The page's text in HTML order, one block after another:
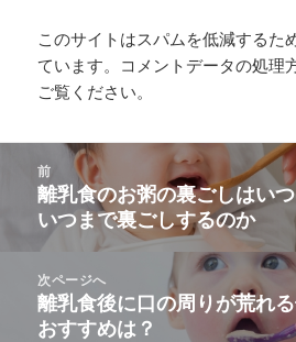
このサイトはスパムを低減する
ています。 コメントデータの処理
ご覧ください。
前
前
の
投
稿:
離乳食のお粥の裏ごしはい
いつまで裏ごしするのか
次ページへ
次
の
離乳食後に口の周りが荒れ
おすすめは？